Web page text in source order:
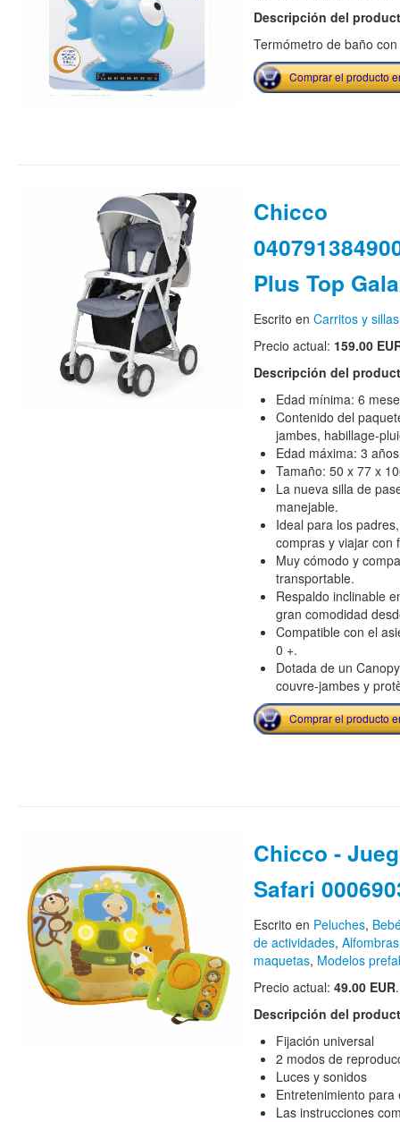
Descripción del
Termómetro de baño
Comprar el producto
Chicco
Plus Top
Escrito en Carritos y
Precio actual: 159.00
Descripción del
Edad mínima: 6
Contenido del
jambes, habillage-
Edad máxima: 3 años
Tamaño: 50 x 77 x
La nueva silla de
manejable.
Ideal para los
compras y viajar con
Muy cómodo y
transportable.
Respaldo inclinable
gran comodidad
Compatible con el
0 +.
Dotada de un
couvre-jambes y
Comprar el producto
Chicco -
Safari
Escrito en Peluches,
de actividades, Alfombras
maquetas, Modelos
Precio actual: 49.00 EUR.
Descripción del
Fijación universal
2 modos de
Luces y sonidos
Entretenimiento
Las instrucciones